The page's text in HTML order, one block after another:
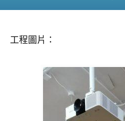
工程圖片：